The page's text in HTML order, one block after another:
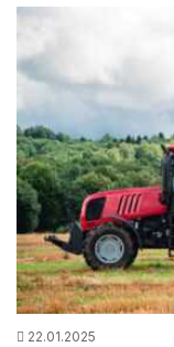
22.01.2025